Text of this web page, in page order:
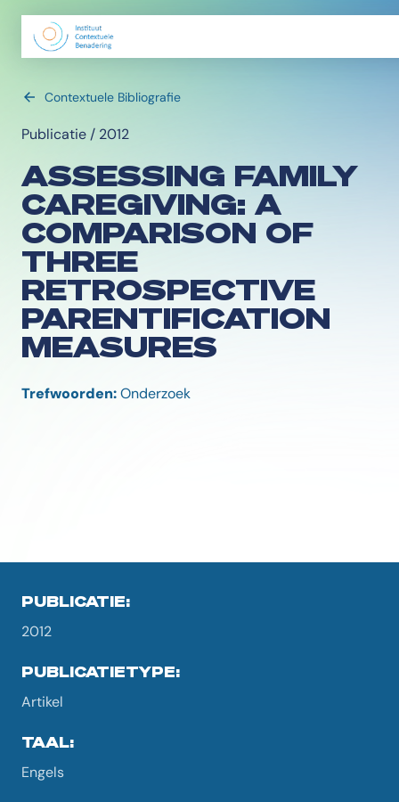
Contextuele Bibliografie
Publicatie / 2012
ASSESSING FAMILY
CAREGIVING: A
COMPARISON OF
THREE
RETROSPECTIVE
PARENTIFICATION
MEASURES
Trefwoorden:Onderzoek
PUBLICATIE:
2012
PUBLICATIETYPE:
Artikel
TAAL:
Engels